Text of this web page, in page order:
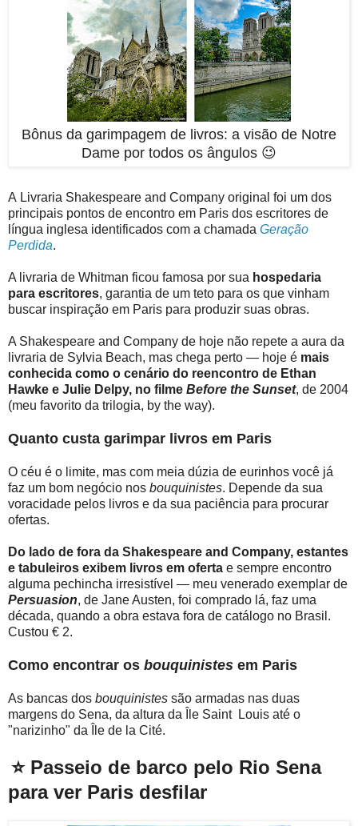
Bônus da garimpagem de livros: a visão de Notre
Dame por todos os ângulos 😉
A Livraria Shakespeare and Company original foi um dos
principais pontos de encontro em Paris dos escritores de
língua inglesa identificados com a chamada Geração
Perdida.
A livraria de Whitman ficou famosa por sua hospedaria
para escritores, garantia de um teto para os que vinham
buscar inspiração em Paris para produzir suas obras.
A Shakespeare and Company de hoje não repete a aura da
livraria de Sylvia Beach, mas chega perto — hoje é mais
conhecida como o cenário do reencontro de Ethan
Hawke e Julie Delpy, no filme Before the Sunset, de 2004
(meu favorito da trilogia, by the way).
Quanto custa garimpar livros em Paris
O céu é o limite, mas com meia dúzia de eurinhos você já
faz um bom negócio nos bouquinistes. Depende da sua
voracidade pelos livros e da sua paciência para procurar
ofertas.
Do lado de fora da Shakespeare and Company, estantes
e tabuleiros exibem livros em oferta e sempre encontro
alguma pechincha irresistível — meu venerado exemplar de
Persuasion, de Jane Austen, foi comprado lá, faz uma
década, quando a obra estava fora de catálogo no Brasil.
Custou € 2.
Como encontrar os bouquinistes em Paris
As bancas dos bouquinistes são armadas nas duas
margens do Sena, da altura da Île Saint Louis até o
"narizinho" da Île de la Cité.
⭐ Passeio de barco pelo Rio Sena
para ver Paris desfilar